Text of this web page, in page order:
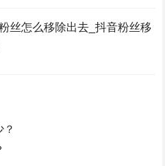
丝怎么移除出去_抖音粉丝移